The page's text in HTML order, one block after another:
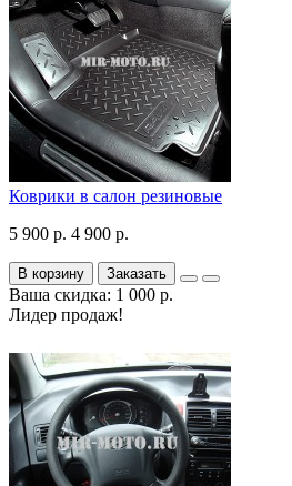
Коврики в салон резиновые
5 900 р. 4 900 р.
В корзину Заказать
Ваша скидка: 1 000 р.
Лидер продаж!